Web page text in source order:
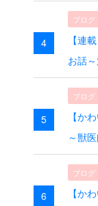
【連
お話
【か
～獣
【か